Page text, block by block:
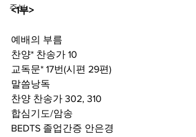
주보
<1부>
예배의 부름
찬양* 찬송가 10
교독문* 17번(시편 29편)
말씀낭독
찬양 찬송가 302, 310
합심기도/암송
BEDTS 졸업간증 안은경